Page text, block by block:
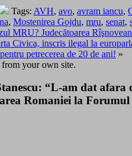
Tags: AVH, avo, avram iancu,
, Mostenirea Gojdu, mru, senat,
MRU? Judecătoarea
Civica, inscris ilegal la
petrecerea de 20 de ani! »
from your own site.
“L-am dat
Romaniei la